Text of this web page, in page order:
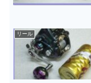
リール